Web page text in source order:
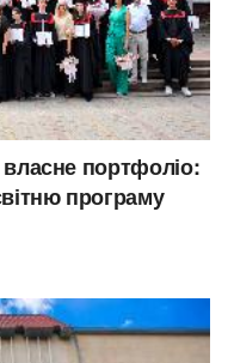
портфоліо:
програму